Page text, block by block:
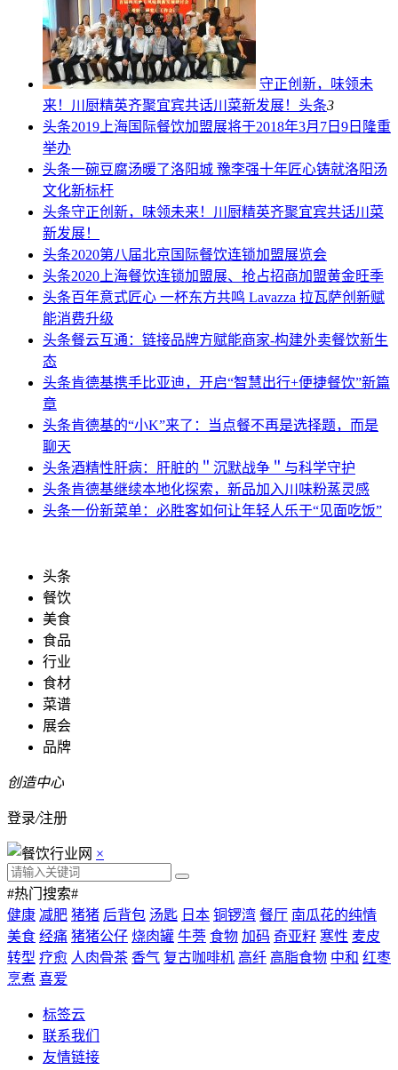
守正创新，味领未
来！川厨精英齐聚宜宾共话川菜新发展！ 头条3
头条2019上海国际餐饮加盟展将于2018年3月7日9日隆重
举办
头条一碗豆腐汤暖了洛阳城 豫李强十年匠心铸就洛阳汤
文化新标杆
头条守正创新，味领未来！川厨精英齐聚宜宾共话川菜
新发展！
头条2020第八届北京国际餐饮连锁加盟展览会
头条2020上海餐饮连锁加盟展、抢占招商加盟黄金旺季
头条百年意式匠心 一杯东方共鸣 Lavazza 拉瓦萨创新赋
能消费升级
头条餐云互通：链接品牌方赋能商家-构建外卖餐饮新生
态
头条肯德基携手比亚迪，开启“智慧出行+便捷餐饮”新篇
章
头条肯德基的“小K”来了：当点餐不再是选择题，而是
聊天
头条酒精性肝病：肝脏的＂沉默战争＂与科学守护
头条肯德基继续本地化探索，新品加入川味粉蒸灵感
头条一份新菜单：必胜客如何让年轻人乐于“见面吃饭”
头条
餐饮
美食
食品
行业
食材
菜谱
展会
品牌
创造中心
登录/注册
×
#热门搜索#
健康 减肥 猪猪 后背包 汤匙 日本 铜锣湾 餐厅 南瓜花的纯情
美食 经痛 猪猪公仔 烧肉罐 牛蒡 食物 加码 奇亚籽 寒性 麦皮
转型 疗愈 人肉骨茶 香气 复古咖啡机 高纤 高脂食物 中和 红枣
烹煮 喜爱
标签云
联系我们
友情链接